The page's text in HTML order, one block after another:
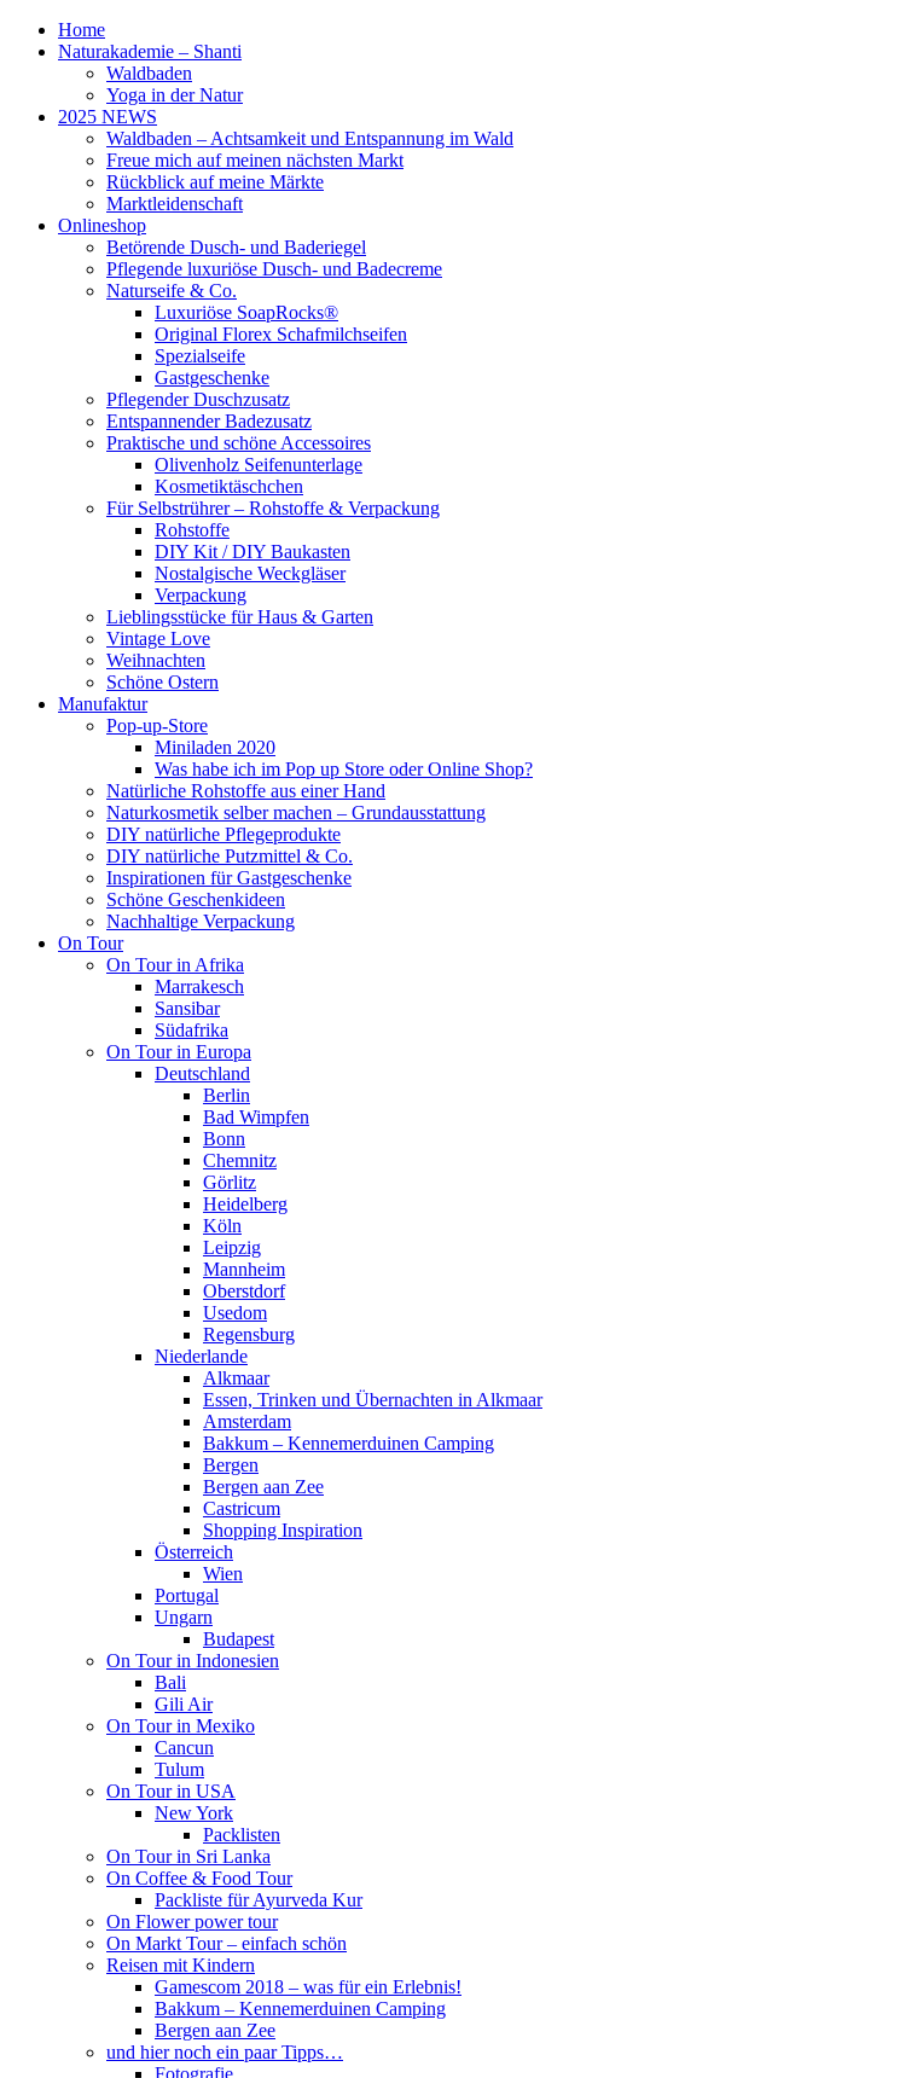
Home
Naturakademie – Shanti
Waldbaden
Yoga in der Natur
2025 NEWS
Waldbaden – Achtsamkeit und Entspannung im Wald
Freue mich auf meinen nächsten Markt
Rückblick auf meine Märkte
Marktleidenschaft
Onlineshop
Betörende Dusch- und Baderiegel
Pflegende luxuriöse Dusch- und Badecreme
Naturseife & Co.
Luxuriöse SoapRocks®
Original Florex Schafmilchseifen
Spezialseife
Gastgeschenke
Pflegender Duschzusatz
Entspannender Badezusatz
Praktische und schöne Accessoires
Olivenholz Seifenunterlage
Kosmetiktäschchen
Für Selbstrührer – Rohstoffe & Verpackung
Rohstoffe
DIY Kit / DIY Baukasten
Nostalgische Weckgläser
Verpackung
Lieblingsstücke für Haus & Garten
Vintage Love
Weihnachten
Schöne Ostern
Manufaktur
Pop-up-Store
Miniladen 2020
Was habe ich im Pop up Store oder Online Shop?
Natürliche Rohstoffe aus einer Hand
Naturkosmetik selber machen – Grundausstattung
DIY natürliche Pflegeprodukte
DIY natürliche Putzmittel & Co.
Inspirationen für Gastgeschenke
Schöne Geschenkideen
Nachhaltige Verpackung
On Tour
On Tour in Afrika
Marrakesch
Sansibar
Südafrika
On Tour in Europa
Deutschland
Berlin
Bad Wimpfen
Bonn
Chemnitz
Görlitz
Heidelberg
Köln
Leipzig
Mannheim
Oberstdorf
Usedom
Regensburg
Niederlande
Alkmaar
Essen, Trinken und Übernachten in Alkmaar
Amsterdam
Bakkum – Kennemerduinen Camping
Bergen
Bergen aan Zee
Castricum
Shopping Inspiration
Österreich
Wien
Portugal
Ungarn
Budapest
On Tour in Indonesien
Bali
Gili Air
On Tour in Mexiko
Cancun
Tulum
On Tour in USA
New York
Packlisten
On Tour in Sri Lanka
On Coffee & Food Tour
Packliste für Ayurveda Kur
On Flower power tour
On Markt Tour – einfach schön
Reisen mit Kindern
Gamescom 2018 – was für ein Erlebnis!
Bakkum – Kennemerduinen Camping
Bergen aan Zee
und hier noch ein paar Tipps…
Fotografie